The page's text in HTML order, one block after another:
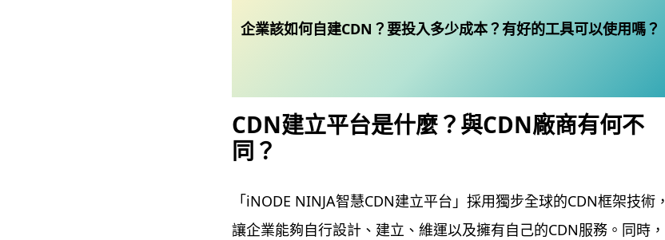
CH EN
企業該如何自建CDN？要投入多少成本？有好的工具可以使用嗎？
CDN建立平台是什麼？與CDN廠商有何不
同？
「iNODE NINJA智慧CDN建立平台」採用獨步全球的CDN框架技術，
讓企業能夠自行設計、建立、維運以及擁有自己的CDN服務。同時，